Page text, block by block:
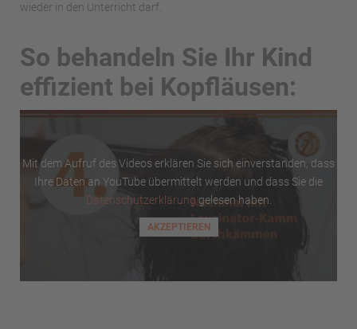
wieder in den Unterricht darf.
So behandeln Sie Ihr Kind
effizient bei Kopfläusen:
Mit dem Aufruf des Videos erklären Sie sich einverstanden, dass
Ihre Daten an YouTube übermittelt werden und dass Sie die
Datenschutzerklärung gelesen haben.